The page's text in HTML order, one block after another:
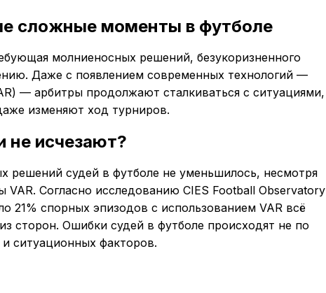
сложные моменты в футболе
молниеносных решений, безукоризненного
Даже с появлением современных технологий —
— арбитры продолжают сталкиваться с ситуациями,
изменяют ход турниров.
не исчезают?
решений судей в футболе не уменьшилось, несмотря
Согласно исследованию CIES Football Observatory
21% спорных эпизодов с использованием VAR всё
сторон. Ошибки судей в футболе происходят не по
ситуационных факторов.